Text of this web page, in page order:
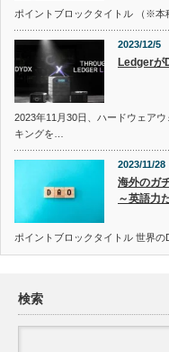
ポイントブロックタイトル （※本
2023/12/5
Ledgerが
2023年11月30日、ハードウェア
キングを…
2023/11/28
海外のガ
～英語力
ポイントブロックタイトル 世界
検索